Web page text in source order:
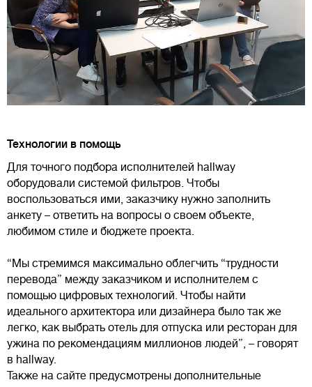
Технологии в помощь
Для точного подбора исполнителей hallway
оборудовали системой фильтров. Чтобы
воспользоваться ими, заказчику нужно заполнить
анкету – ответить на вопросы о своем объекте,
любимом стиле и бюджете проекта.
“Мы стремимся максимально облегчить “трудности
перевода” между заказчиком и исполнителем с
помощью цифровых технологий. Чтобы найти
идеального архитектора или дизайнера было так же
легко, как выбрать отель для отпуска или ресторан для
ужина по рекомендациям миллионов людей”, – говорят
в hallway.
Также на сайте предусмотрены дополнительные